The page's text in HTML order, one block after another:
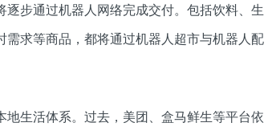
步通过机器人网络完成交付。包括饮料、生
求等商品，都将通过机器人超市与机器人配
生活体系。过去，美团、盒马鲜生等平台依